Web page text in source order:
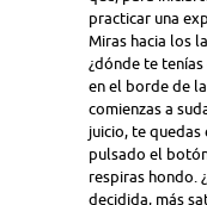
practicar una
Miras hacia los
¿dónde te
en el borde de
comienzas a
juicio, te quedas
pulsado el
respiras hondo.
decidida, más